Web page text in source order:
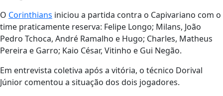
O Corinthians iniciou a partida contra o Capivariano com o
time praticamente reserva: Felipe Longo; Milans, João
Pedro Tchoca, André Ramalho e Hugo; Charles, Matheus
Pereira e Garro; Kaio César, Vitinho e Gui Negão.
Em entrevista coletiva após a vitória, o técnico Dorival
Júnior comentou a situação dos dois jogadores.